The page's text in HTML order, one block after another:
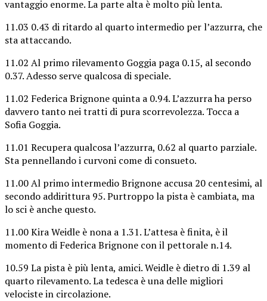
vantaggio enorme. La parte alta è molto più lenta.
11.03 0.43 di ritardo al quarto intermedio per l’azzurra, che
sta attaccando.
11.02 Al primo rilevamento Goggia paga 0.15, al secondo
0.37. Adesso serve qualcosa di speciale.
11.02 Federica Brignone quinta a 0.94. L’azzurra ha perso
davvero tanto nei tratti di pura scorrevolezza. Tocca a
Sofia Goggia.
11.01 Recupera qualcosa l’azzurra, 0.62 al quarto parziale.
Sta pennellando i curvoni come di consueto.
11.00 Al primo intermedio Brignone accusa 20 centesimi, al
secondo addirittura 95. Purtroppo la pista è cambiata, ma
lo sci è anche questo.
11.00 Kira Weidle è nona a 1.31. L’attesa è finita, è il
momento di Federica Brignone con il pettorale n.14.
10.59 La pista è più lenta, amici. Weidle è dietro di 1.39 al
quarto rilevamento. La tedesca è una delle migliori
velociste in circolazione.